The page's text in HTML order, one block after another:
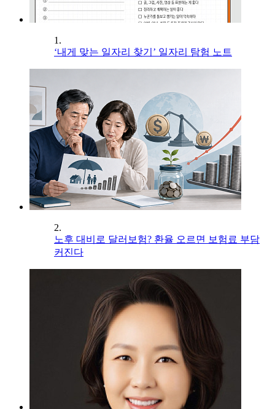
1.
‘내게 맞는 일자리 찾기’ 일자리 탐험 노트
2.
노후 대비로 달러보험? 환율 오르면 보험료 부담
커진다